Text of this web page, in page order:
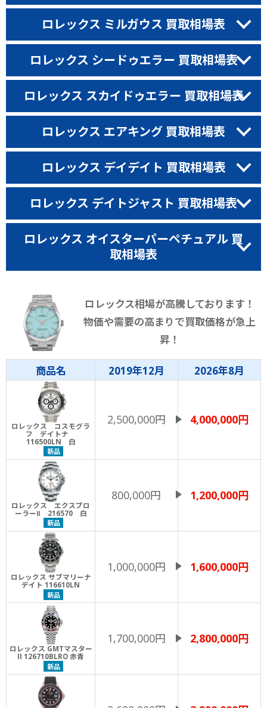
ロレックス ミルガウス 買取相場表
ロレックス シードゥエラー 買取相場表
ロレックス スカイドゥエラー 買取相場表
ロレックス エアキング 買取相場表
ロレックス デイデイト 買取相場表
ロレックス デイトジャスト 買取相場表
ロレックス オイスターパーペチュアル 買
取相場表
ロレックス相場が高騰しております！
物価や需要の高まりで買取価格が急上
昇！
商品名 2019年12月 2026年8月
ロレックス コスモグラ
フ デイトナ
116500LN 白
新品
2,500,000円 4,000,000円
ロレックス エクスプロ
ーラーⅡ 216570 白
新品
800,000円 1,200,000円
ロレックス サブマリーナ
デイト 116610LN
新品
1,000,000円 1,600,000円
ロレックス GMTマスター
II 126710BLRO 赤青
新品
1,700,000円 2,800,000円